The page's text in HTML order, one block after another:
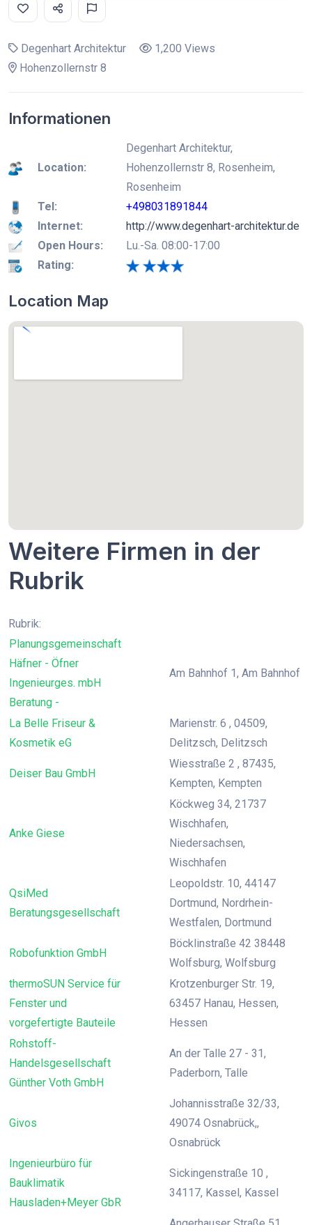
Degenhart Architektur
1,200 Views
Hohenzollernstr 8
Informationen
Location:
Degenhart Architektur,
Hohenzollernstr 8, Rosenheim,
Rosenheim
Tel:
+498031891844
Internet:
http://www.degenhart-architektur.de
Open Hours:
Lu.-Sa. 08:00-17:00
Rating:
Location Map
Weitere Firmen in der
Rubrik
Rubrik:
Planungsgemeinschaft
Häfner - Öfner
Ingenieurges. mbH
Beratung -
Am Bahnhof 1, Am Bahnhof
La Belle Friseur &
Kosmetik eG
Marienstr. 6 , 04509,
Delitzsch, Delitzsch
Deiser Bau GmbH
Wiesstraße 2 , 87435,
Kempten, Kempten
Anke Giese
Köckweg 34, 21737
Wischhafen,
Niedersachsen,
Wischhafen
QsiMed
Beratungsgesellschaft
Leopoldstr. 10, 44147
Dortmund, Nordrhein-
Westfalen, Dortmund
Robofunktion GmbH
Böcklinstraße 42 38448
Wolfsburg, Wolfsburg
thermoSUN Service für
Fenster und
vorgefertigte Bauteile
Krotzenburger Str. 19,
63457 Hanau, Hessen,
Hessen
Rohstoff-
Handelsgesellschaft
Günther Voth GmbH
An der Talle 27 - 31,
Paderborn, Talle
Givos
Johannisstraße 32/33,
49074 Osnabrück,,
Osnabrück
Ingenieurbüro für
Bauklimatik
Hausladen+Meyer GbR
Sickingenstraße 10 ,
34117, Kassel, Kassel